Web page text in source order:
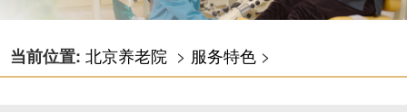
当前位置: 北京养老院 > 服务特色 >